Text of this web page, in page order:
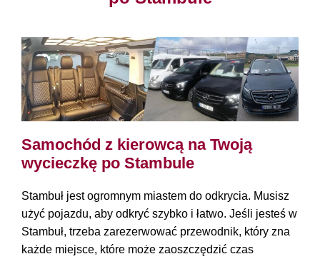
Samochód z kierowcą na Twoją
wycieczkę po Stambule
Stambuł jest ogromnym miastem do odkrycia. Musisz
użyć pojazdu, aby odkryć szybko i łatwo. Jeśli jesteś w
Stambuł, trzeba zarezerwować przewodnik, który zna
każde miejsce, które może zaoszczędzić czas